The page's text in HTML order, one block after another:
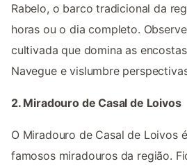
Rabelo, o barco tradicional da
horas ou o dia completo.
cultivada que domina as
Navegue e vislumbre
2. Miradouro de Casal de Loivos
O Miradouro de Casal de Loivos
famosos miradouros da região.